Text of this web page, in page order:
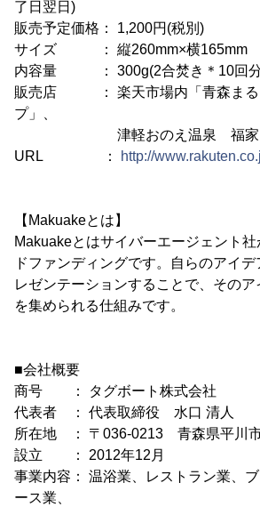
了日翌日)
販売予定価格： 1,200円(税別)
サイズ ： 縦260mm×横165mm
内容量 ： 300g(2合焚き＊10回
販売店 ： 楽天市場内「青森まる
プ」、
津軽おのえ温泉 福家「店
URL ：
http://
【Makuakeとは】
Makuakeとはサイバーエージェント
ドファンディングです。自らのアイ
レゼンテーションすることで、そのア
を集められる仕組みです。
■会社概要
商号 ： タグボート株式会社
代表者 ： 代表取締役 水口 清人
所在地 ： 〒036-0213 青森県平川
設立 ： 2012年12月
事業内容： 温浴業、レストラン業、
ース業、